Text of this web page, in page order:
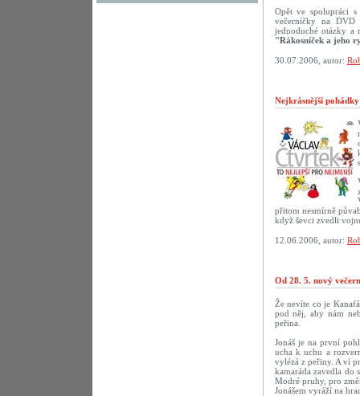
Opět ve spolupráci
večerníčky na DVD
jednoduché otázky a
"Rákosníček a jeho
30.07.2006, autor:
Nejkrásnější
přitom nesmírně
když ševci zvedli
12.06.2006, autor:
Od 28. 5. nový
Že nevíte co je
pod něj, aby nám
peřina.
Jonáš je na první
ucha k uchu a
vylézá z peřiny. A ví
kamaráda zavedla do
Modré pruhy, pro
Jonášem vyráží na